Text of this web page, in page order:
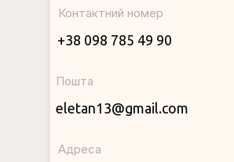
+38 098 785 49 90
Контактний номер
Пошта
eletan13@gmail.com
Адреса